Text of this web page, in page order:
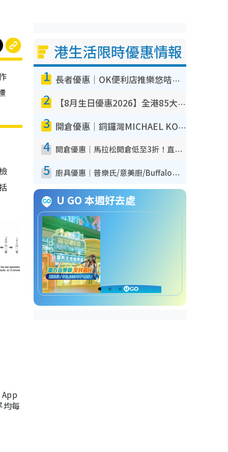
均每
港生活限時優惠情報
1 長者優惠｜OK便利店推樂悠咭優惠！買麵包/牛奶/保健品拍卡即減
2 【8月生日優惠2026】全港85大食買玩著數攻略 自助餐/火鍋放題同行免費＋誠品/DONKI送現金券
3 開倉優惠｜銅鑼灣MICHAEL KORS開倉低至17折！直擊$500起買手袋/銀包/鞋款 必買經典Jet Set系列
4 開倉優惠｜馬拉松開倉低至3折！直擊$99起買adidas／New Balance／Puma鞋款 STANLEY保溫杯劈價至$119起
5 廚具優惠｜普樂氏/意美廚/Buffalo廚具低至3折！$89起買煎鍋／炒鑊／個人鍋 同場小家電激減至$99起
U GO 本週好去處